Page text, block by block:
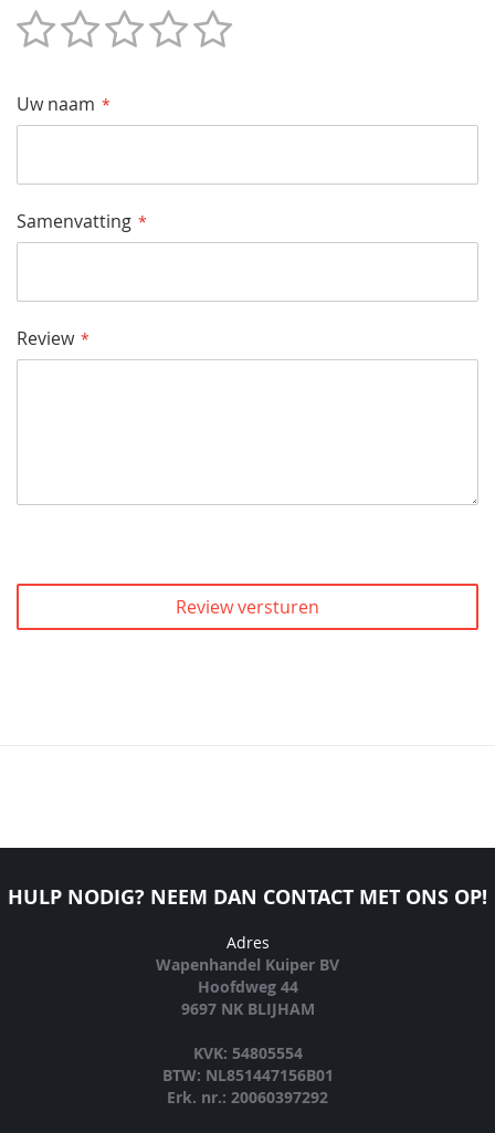
Uw naam
Samenvatting
Review
Review versturen
HULP NODIG? NEEM DAN CONTACT MET ONS OP!
Adres
Wapenhandel Kuiper BV
Hoofdweg 44
9697 NK BLIJHAM
KVK: 54805554
BTW: NL851447156B01
Erk. nr.: 20060397292